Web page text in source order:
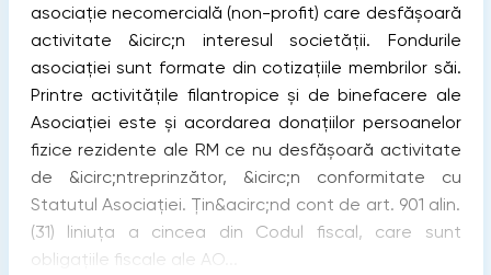
asociație necomercială (non-profit) care desfășoară
activitate &icirc;n interesul societății. Fondurile
asociației sunt formate din cotizațiile membrilor săi.
Printre activitățile filantropice și de binefacere ale
Asociației este și acordarea donațiilor persoanelor
fizice rezidente ale RM ce nu desfășoară activitate
de &icirc;ntreprinzător, &icirc;n conformitate cu
Statutul Asociației. Țin&acirc;nd cont de art. 901 alin.
(31) liniuța a cincea din Codul fiscal, care sunt
obligațiile fiscale ale AO...